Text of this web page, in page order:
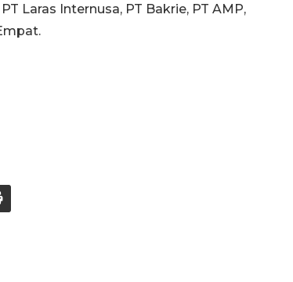
Laras Internusa, PT Bakrie, PT AMP,